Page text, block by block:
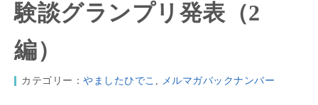
験談グランプリ発表（2
編）
カテゴリー： やましたひでこ , メルマガバックナンバー